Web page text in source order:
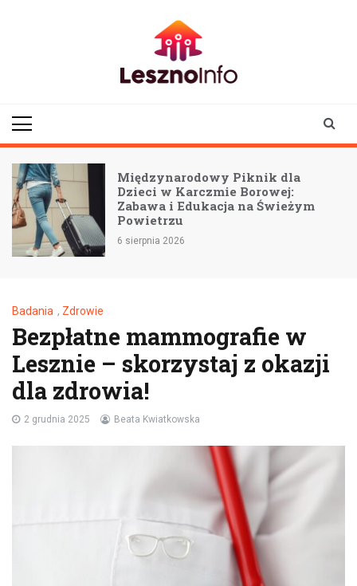
Międzynarodowy Piknik dla
Dzieci w Karczmie Borowej:
Zabawa i Edukacja na Świeżym
Powietrzu
6 sierpnia 2026
Badania , Zdrowie
Bezpłatne mammografie w
Lesznie – skorzystaj z okazji
dla zdrowia!
2 grudnia 2025 Beata Kwiatkowska